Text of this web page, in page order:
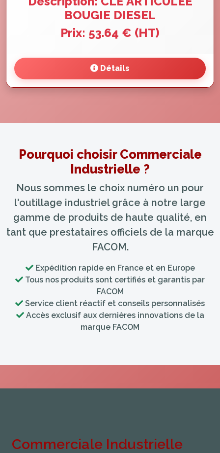
BOUGIE DIESEL
Prix: 53.64 € (HT)
Détails
Pourquoi choisir Commerciale
Industrielle ?
Nous sommes le choix numéro un pour
l'outillage industriel grâce à notre large
gamme de produits de haute qualité, en
tant que prestataires officiels de la marque
FACOM.
Expédition rapide en France et en Europe
Tous nos produits sont certifiés et garantis par
FACOM
Service client réactif et conseils personnalisés
Accès exclusif aux dernières innovations de la
marque FACOM
Commerciale Industrielle